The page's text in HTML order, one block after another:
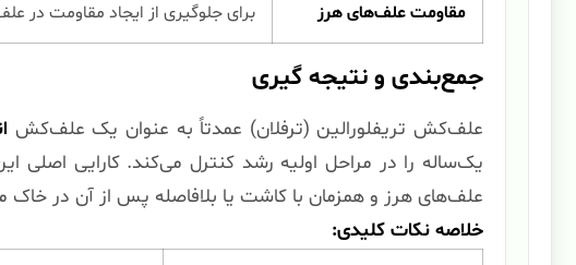
مقاومت علف‌های هرز برای جلوگیری از ایجاد مقاومت در
جمع‌بندی و نتیجه گیری
علف‌کش تریفلورالین (ترفلان) عمدتاً به عنوان یک علف‌کش
یک‌ساله را در مراحل اولیه رشد کنترل می‌کند. کارایی اصلی
علف‌های هرز و همزمان با کاشت یا بلافاصله پس از آن در
خلاصه نکات کلیدی: